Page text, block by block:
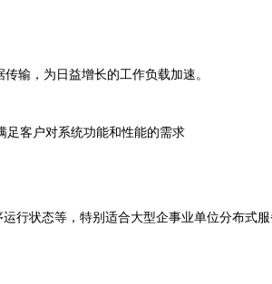
输，为日益增长的工作负载加速。
足客户对系统功能和性能的需求
状态等，特别适合大型企事业单位分布式服